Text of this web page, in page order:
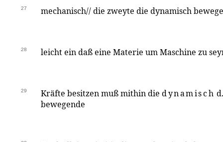
27 mechanisch// die zweyte die dynamisch
28 leicht ein daß eine Materie um Maschine zu
29 Kräfte besitzen muß mithin die dynamisch
bewegende